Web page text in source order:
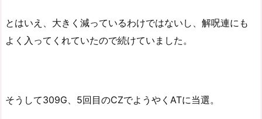
とはいえ、大きく減っているわけではないし、解呪連にも
よく入ってくれていたので続けていました。
そうして309G、5回目のCZでようやくATに当選。